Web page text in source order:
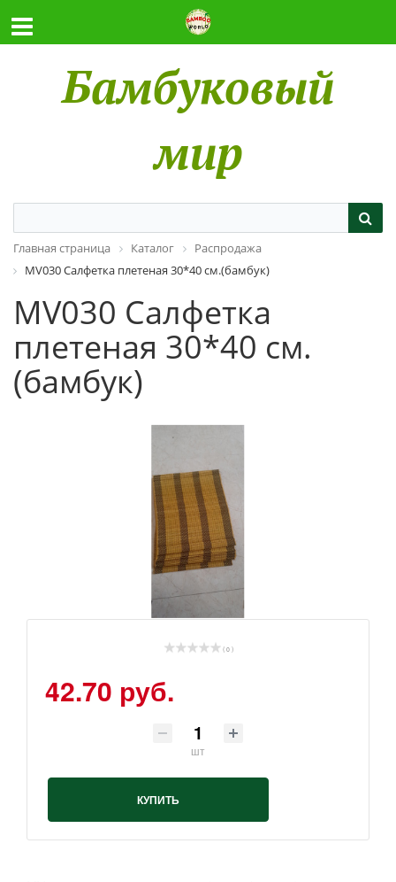
Бамбуковый
мир
Главная страница Каталог
Распродажа
MV030 Салфетка плетеная 30*40 см.(бамбук)
MV030 Салфетка
плетеная 30*40 см.
(бамбук)
( 0 )
42.70 руб.
шт
КУПИТЬ